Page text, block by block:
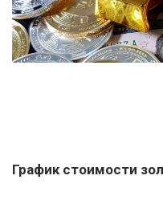
График стоимости